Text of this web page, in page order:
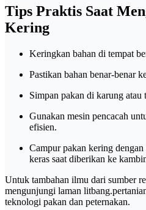
Tips Praktis Saat
Kering
Keringkan bahan di tempat
Pastikan bahan benar-benar
Simpan pakan di karung atau
Gunakan mesin pencacah
efisien.
Campur pakan kering
keras saat diberikan ke
Untuk tambahan ilmu dari sumber
mengunjungi laman
teknologi pakan dan peternakan.